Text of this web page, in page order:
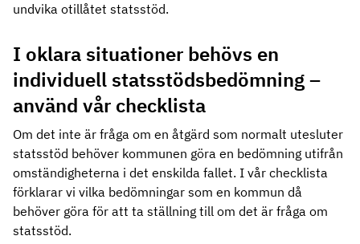
undvika otillåtet statsstöd.
I oklara situationer behövs en
individuell statsstödsbedömning –
använd vår checklista
Om det inte är fråga om en åtgärd som normalt utesluter
statsstöd behöver kommunen göra en bedömning utifrån
omständigheterna i det enskilda fallet. I vår checklista
förklarar vi vilka bedömningar som en kommun då
behöver göra för att ta ställning till om det är fråga om
statsstöd.